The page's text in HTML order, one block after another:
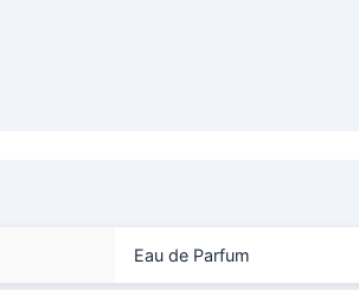
Eau de Parfum